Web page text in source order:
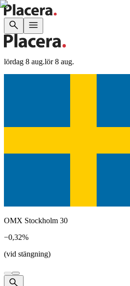
lördag 8 aug.lör 8 aug.
OMX Stockholm 30
−0,32%
(vid stängning)